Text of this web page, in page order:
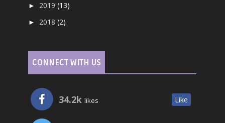
► 2019(13)
► 2018(2)
CONNECT WITH US
34.2k likes Like